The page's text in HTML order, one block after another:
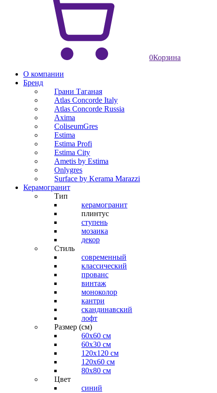
0Корзина
О компании
Бренд
Грани Таганая
Atlas Concorde Italy
Atlas Concorde Russia
Axima
ColiseumGres
Estima
Estima Profi
Estima City
Ametis by Estima
Onlygres
Surface by Kerama Marazzi
Керамогранит
Тип
керамогранит
плинтус
ступень
мозаика
декор
Стиль
современный
классический
прованс
винтаж
моноколор
кантри
скандинавский
лофт
Размер (см)
60х60 см
60x30 см
120x120 см
120x60 см
80x80 см
Цвет
синий